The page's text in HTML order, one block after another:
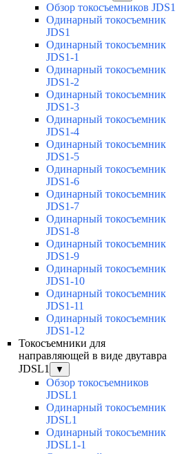
Обзор токосъемников JDS1
Одинарный токосъемник
JDS1
Одинарный токосъемник
JDS1-1
Одинарный токосъемник
JDS1-2
Одинарный токосъемник
JDS1-3
Одинарный токосъемник
JDS1-4
Одинарный токосъемник
JDS1-5
Одинарный токосъемник
JDS1-6
Одинарный токосъемник
JDS1-7
Одинарный токосъемник
JDS1-8
Одинарный токосъемник
JDS1-9
Одинарный токосъемник
JDS1-10
Одинарный токосъемник
JDS1-11
Одинарный токосъемник
JDS1-12
Токосъемники для
направляющей в виде двутавра
JDSL1
▼
Обзор токосъемников
JDSL1
Одинарный токосъемник
JDSL1
Одинарный токосъемник
JDSL1-1